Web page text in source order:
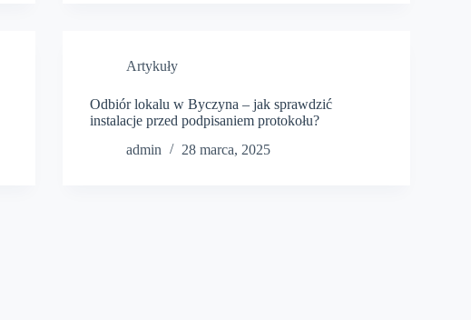
Artykuły
Odbiór lokalu w Byczyna – jak sprawdzić
instalacje przed podpisaniem protokołu?
admin
28 marca, 2025